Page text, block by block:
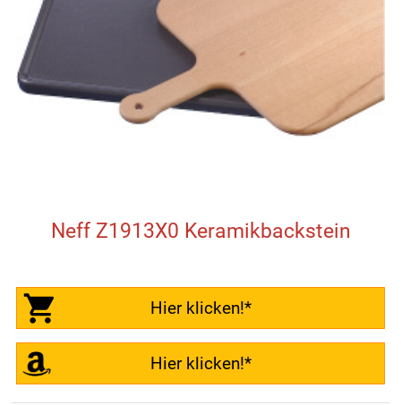
Neff Z1913X0 Keramikbackstein
Hier klicken!*
Hier klicken!*